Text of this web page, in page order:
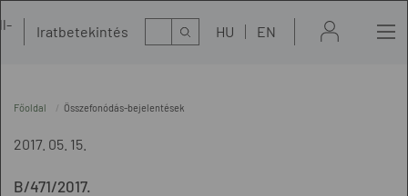
Iratbetekintés Kereső HU EN
Főoldal Összefonódás-bejelentések
2017. 05. 15.
B/471/2017.